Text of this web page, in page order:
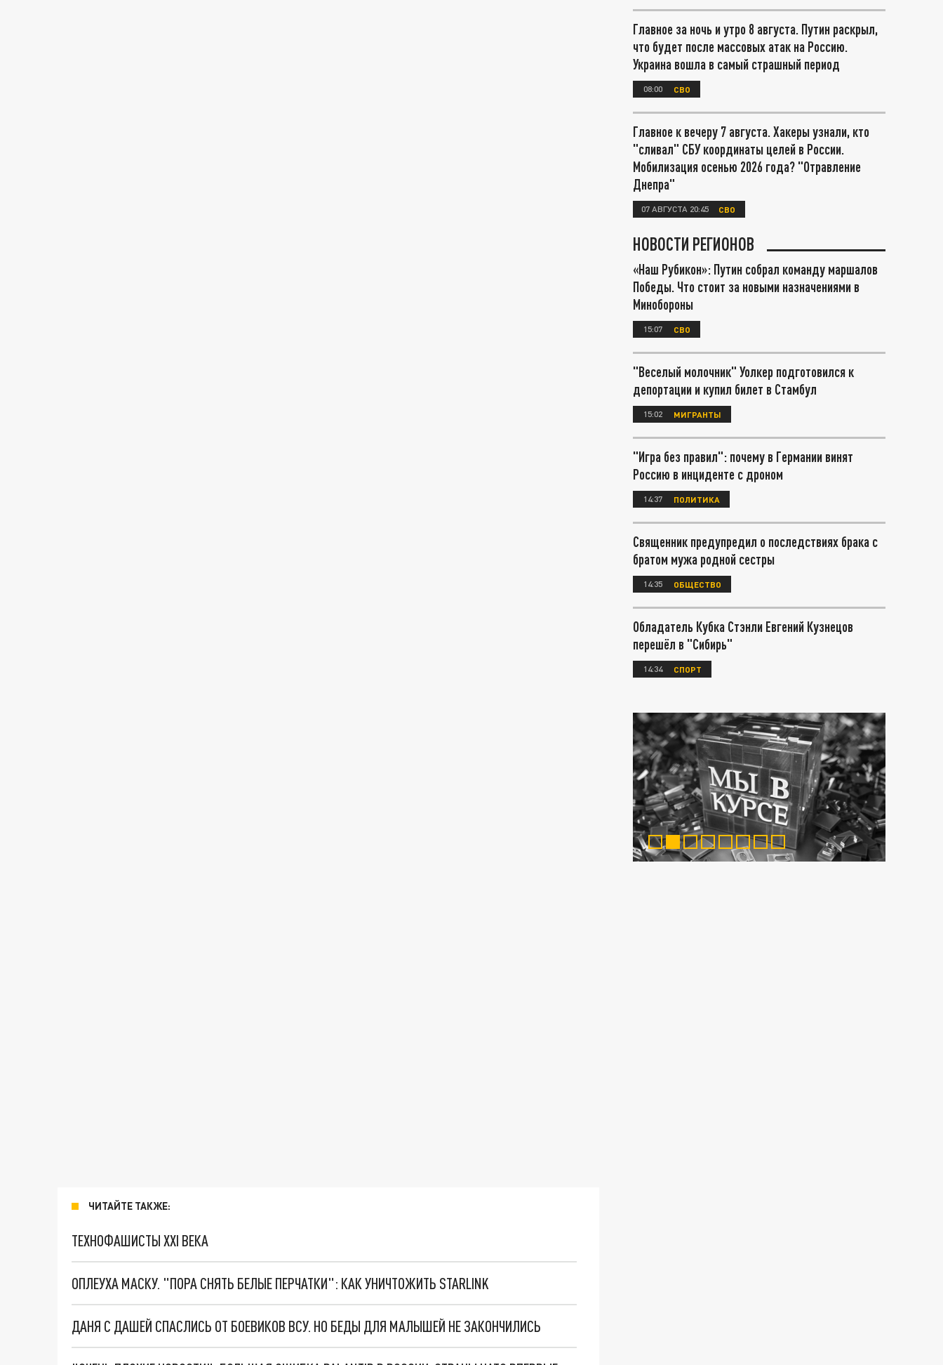
ЧИТАЙТЕ ТАКЖЕ:
ТЕХНОФАШИСТЫ XXI ВЕКА
ОПЛЕУХА МАСКУ. "ПОРА СНЯТЬ БЕЛЫЕ ПЕРЧАТКИ": КАК УНИЧТОЖИТЬ STARLINK
ДАНЯ С ДАШЕЙ СПАСЛИСЬ ОТ БОЕВИКОВ ВСУ. НО БЕДЫ ДЛЯ МАЛЫШЕЙ НЕ ЗАКОНЧИЛИСЬ
Главное за ночь и утро 8 августа. Путин раскрыл,
что будет после массовых атак на Россию.
Украина вошла в самый страшный период
08:00 СВО
Главное к вечеру 7 августа. Хакеры узнали, кто
"сливал" СБУ координаты целей в России.
Мобилизация осенью 2026 года? "Отравление
Днепра"
07 АВГУСТА 20:45 СВО
НОВОСТИ РЕГИОНОВ
«Наш Рубикон»: Путин собрал команду маршалов
Победы. Что стоит за новыми назначениями в
Минобороны
15:07 СВО
"Веселый молочник" Уолкер подготовился к
депортации и купил билет в Стамбул
15:02 МИГРАНТЫ
"Игра без правил": почему в Германии винят
Россию в инциденте с дроном
14:37 ПОЛИТИКА
Священник предупредил о последствиях брака с
братом мужа родной сестры
14:35 ОБЩЕСТВО
Обладатель Кубка Стэнли Евгений Кузнецов
перешёл в "Сибирь"
14:34 СПОРТ